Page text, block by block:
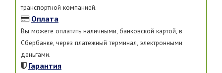
транспортной компанией.
Оплата
Вы можете оплатить наличными, банковской картой, в
Сбербанке, через платежный терминал, электронными
деньгами.
Гарантия